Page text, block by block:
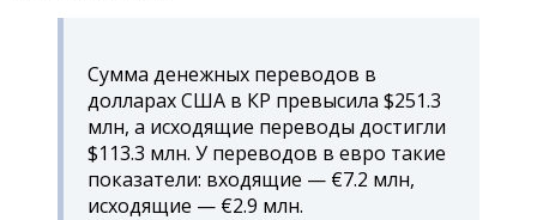
Сумма денежных переводов в
долларах США в КР превысила $251.3
млн, а исходящие переводы достигли
$113.3 млн. У переводов в евро такие
показатели: входящие — €7.2 млн,
исходящие — €2.9 млн.